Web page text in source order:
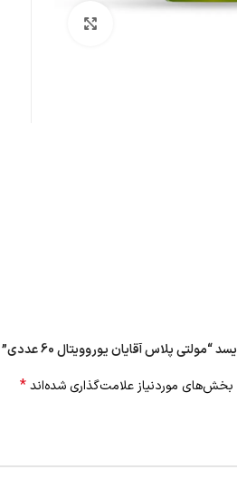
بزرگنمایی تصویر
پلاس آقایان یوروویتال 60 عددی”
بخش‌های موردنیاز علامت‌گذاری شده‌اند*